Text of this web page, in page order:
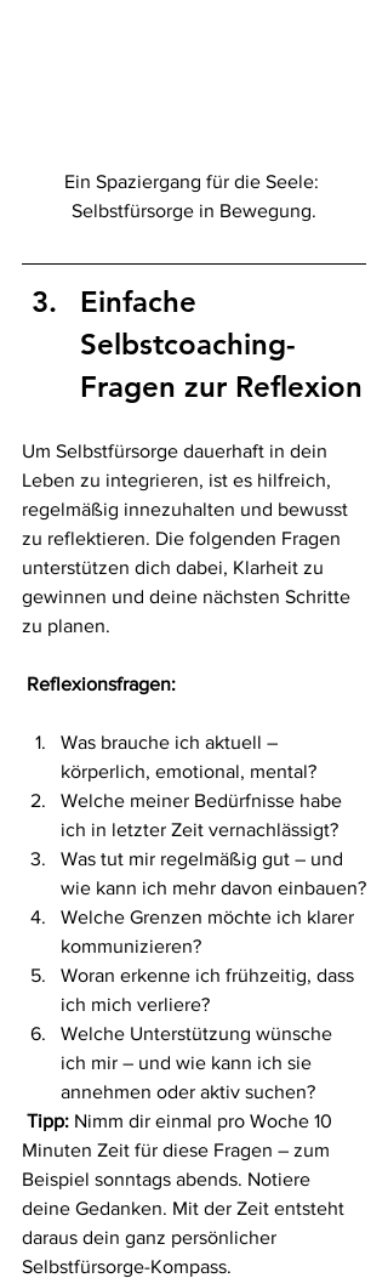
Ein Spaziergang für die Seele:
Selbstfürsorge in Bewegung.
Einfache
Selbstcoaching-
Fragen zur Reflexion
Um Selbstfürsorge dauerhaft in dein
Leben zu integrieren, ist es hilfreich,
regelmäßig innezuhalten und bewusst
zu reflektieren. Die folgenden Fragen
unterstützen dich dabei, Klarheit zu
gewinnen und deine nächsten Schritte
zu planen.
Reflexionsfragen:
Was brauche ich aktuell –
körperlich, emotional, mental?
Welche meiner Bedürfnisse habe
ich in letzter Zeit vernachlässigt?
Was tut mir regelmäßig gut – und
wie kann ich mehr davon einbauen?
Welche Grenzen möchte ich klarer
kommunizieren?
Woran erkenne ich frühzeitig, dass
ich mich verliere?
Welche Unterstützung wünsche
ich mir – und wie kann ich sie
annehmen oder aktiv suchen?
Tipp: Nimm dir einmal pro Woche 10
Minuten Zeit für diese Fragen – zum
Beispiel sonntags abends. Notiere
deine Gedanken. Mit der Zeit entsteht
daraus dein ganz persönlicher
Selbstfürsorge-Kompass.